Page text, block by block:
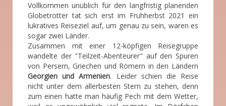
Vollkommen unüblich für den langfristig planenden
Globetrotter tat sich erst im Frühherbst 2021 ein
lukratives Reiseziel auf, um genau zu sein, waren es
sogar zwei Länder.
Zusammen mit einer 12-köpfigen Reisegruppe
wandelte der "Teilzeit-Abenteurer" auf den Spuren
von Persern, Griechen und Römern in den Ländern
Georgien und Armenien. Leider schien die Reise
nicht unter dem allerbesten Stern zu stehen, denn
zum einen hatte man häufig Pech mit dem Wetter,